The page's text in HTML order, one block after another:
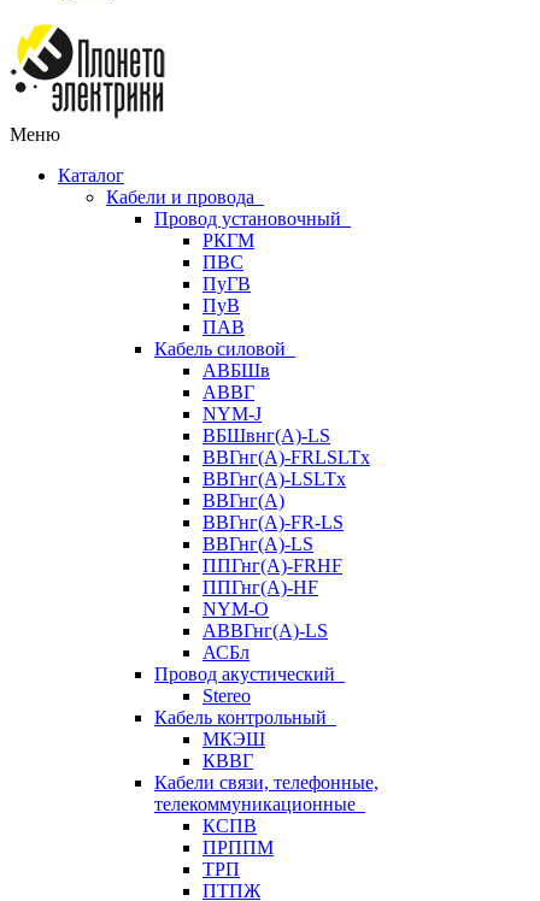
Меню
Каталог
Кабели и провода
Провод установочный
РКГМ
ПВС
ПуГВ
ПуВ
ПАВ
Кабель силовой
АВБШв
АВВГ
NYM-J
ВБШвнг(А)-LS
ВВГнг(A)-FRLSLTx
ВВГнг(A)-LSLTx
ВВГнг(А)
ВВГнг(А)-FR-LS
ВВГнг(А)-LS
ППГнг(А)-FRHF
ППГнг(А)-HF
NYM-O
АВВГнг(А)-LS
АСБл
Провод акустический
Stereo
Кабель контрольный
МКЭШ
КВВГ
Кабели связи, телефонные,
телекоммуникационные
КСПВ
ПРППМ
ТРП
ПТПЖ